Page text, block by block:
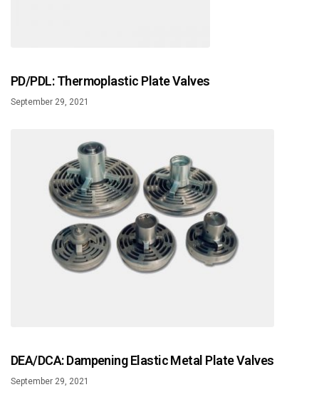
PD/PDL: Thermoplastic Plate Valves
September 29, 2021
DEA/DCA: Dampening Elastic Metal Plate Valves
September 29, 2021